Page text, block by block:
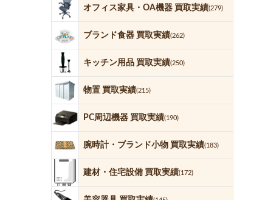
オフィス家具・OA機器 買取実績(279)
ブランド食器 買取実績(262)
キッチン用品 買取実績(250)
物置 買取実績(215)
PC周辺機器 買取実績(190)
腕時計・ブランド小物 買取実績(183)
建材・住宅設備 買取実績(172)